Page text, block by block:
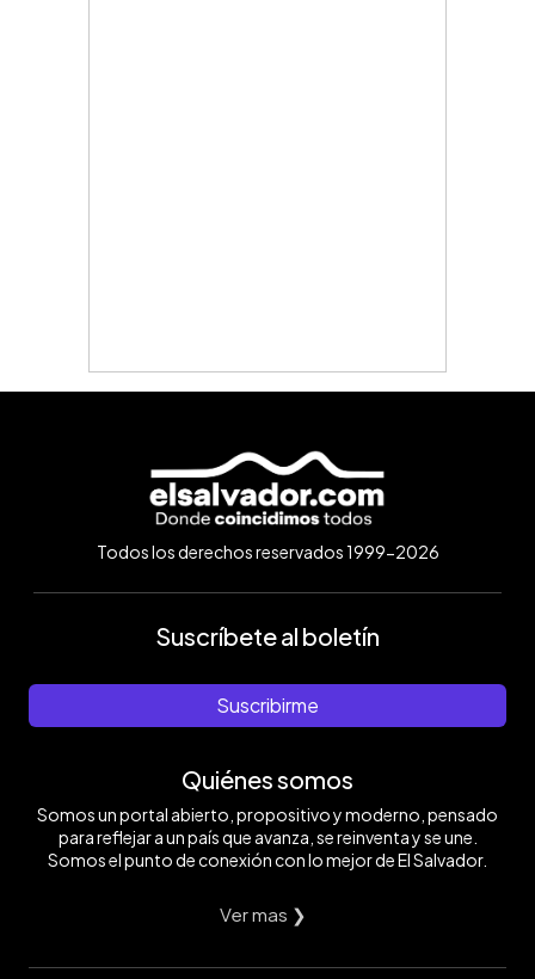
Todos los derechos reservados 1999-2026
Suscríbete al boletín
Suscribirme
Quiénes somos
Somos un portal abierto, propositivo y moderno, pensado
para reflejar a un país que avanza, se reinventa y se une.
Somos el punto de conexión con lo mejor de El Salvador.
Ver mas ❯